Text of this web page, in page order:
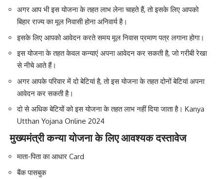
अगर आप भी इस योजना के तहत लाभ लेना चाहते हैं, तो इसके लिए आपको
बिहार राज्य का मूल निवासी होना अनिवार्य है।
इसके लिए आपको आवेदन करते समय मूल निवास प्रमाण पत्र लगाना होगा।
इस योजना के तहत केवल कन्याएं अपना आवेदन कर सकती है, जो गरीबी रेखा
से नीचे आते हैं।
अगर आपके परिवार में दो बेटियां है, तो इस योजना के तहत दोनों बेटियां अपना
आवेदन कर सकती है।
दो से अधिक बेटियों को इस योजना के तहत लाभ नहीं दिया जाता है। Kanya
Utthan Yojana Online 2024
मुख्यमंत्री कन्या योजना के लिए आवश्यक दस्तावेज
माता-पिता का आधार Card
बैंक पासबुक